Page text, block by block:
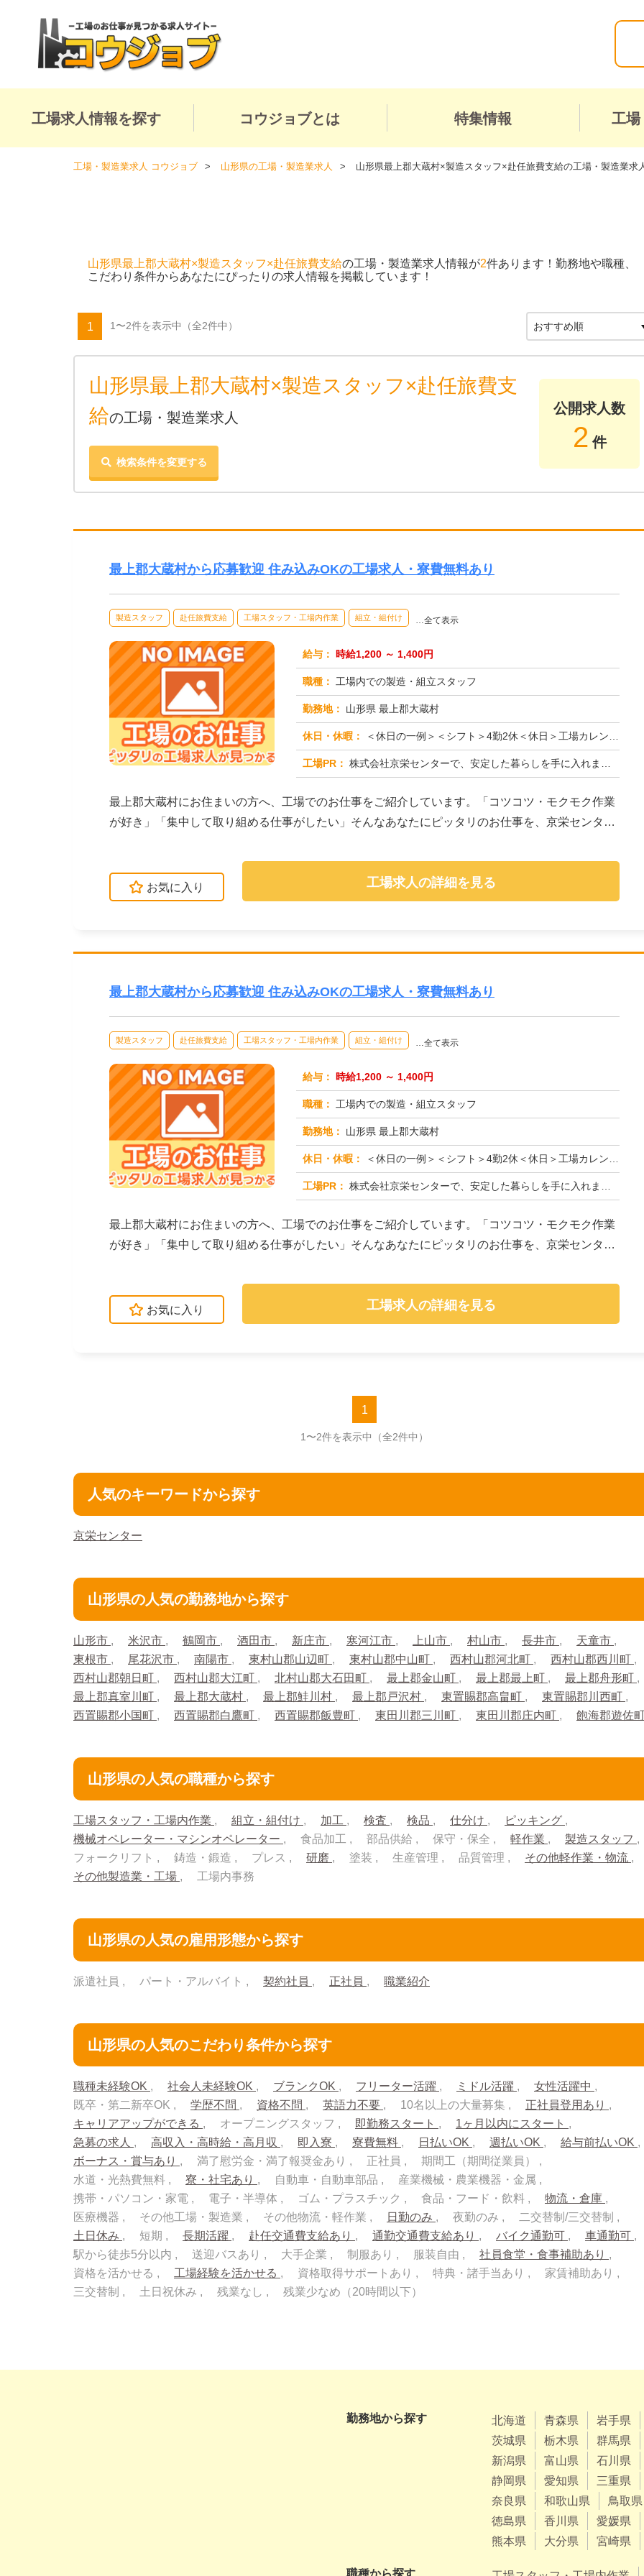
工場求人情報を探す コウジョブとは 特集情報 工場
工場・製造業求人 コウジョブ 山形県の工場・製造業求人 山形県最上郡大蔵村×製造スタッフ×赴任旅費支給の工場・製造業求
山形県最上郡大蔵村×製造スタッフ×赴任旅費支給の工場・製造業求人情報が2件あります！勤務地や職種、
こだわり条件からあなたにぴったりの求人情報を掲載しています！
1 1〜2件を表示中 （全2件中）
山形県最上郡大蔵村×製造スタッフ×赴任旅費支
給の工場・製造業求人
検索条件を変更する
公開求人数
2 件
最上郡大蔵村から応募歓迎 住み込みOKの工場求人・寮費無料あり
製造スタッフ 赴任旅費支給 工場スタッフ・工場内作業 組立・組付け …全て表示
給与： 時給1,200 ～ 1,400円
職種： 工場内での製造・組立スタッフ
勤務地： 山形県 最上郡大蔵村
休日・休暇： ＜休日の一例＞＜シフト＞4勤2休＜休日＞工場カレンダーによる★長期休暇あり★有給休暇あり※配属先により休日・勤務形...
工場PR： 株式会社京栄センターで、安定した暮らしを手に入れませんか？☆家具付き寮がすぐに利用可能！→ 敷金・礼金・鍵交換代も...
最上郡大蔵村にお住まいの方へ、工場でのお仕事をご紹介しています。「コツコツ・モクモク作業
が好き」「集中して取り組める仕事がしたい」そんなあなたにピッタリのお仕事を、京栄センター
お気に入り 工場求人の詳細を見る
最上郡大蔵村から応募歓迎 住み込みOKの工場求人・寮費無料あり
製造スタッフ 赴任旅費支給 工場スタッフ・工場内作業 組立・組付け …全て表示
給与： 時給1,200 ～ 1,400円
職種： 工場内での製造・組立スタッフ
勤務地： 山形県 最上郡大蔵村
休日・休暇： ＜休日の一例＞＜シフト＞4勤2休＜休日＞工場カレンダーによる★長期休暇あり★有給休暇あり※配属先により休日・勤務形...
工場PR： 株式会社京栄センターで、安定した暮らしを手に入れませんか？☆家具付き寮がすぐに利用可能！→ 敷金・礼金・鍵交換代も...
最上郡大蔵村にお住まいの方へ、工場でのお仕事をご紹介しています。「コツコツ・モクモク作業
が好き」「集中して取り組める仕事がしたい」そんなあなたにピッタリのお仕事を、京栄センター
お気に入り 工場求人の詳細を見る
1
1〜2件を表示中 （全2件中）
人気のキーワードから探す
京栄センター
山形県の人気の勤務地から探す
山形市 米沢市 鶴岡市 酒田市 新庄市 寒河江市 上山市 村山市 長井市
天童市
東根市
尾花沢市 南陽市 東村山郡山辺町 東村山郡中山町 西村山郡河北町
西村山郡西川町
西村山郡朝日町
西村山郡大江町 北村山郡大石田町 最上郡金山町 最上郡最上町
最上郡舟形町
最上郡真室川町
最上郡大蔵村 最上郡鮭川村 最上郡戸沢村 東置賜郡高畠町
東置賜郡川西町
西置賜郡小国町
西置賜郡白鷹町 西置賜郡飯豊町 東田川郡三川町 東田川郡庄内町 飽海郡遊佐
山形県の人気の職種から探す
工場スタッフ・工場内作業 組立・組付け 加工 検査 検品 仕分け
ピッキング
機械オペレーター・マシンオペレーター
食品加工 部品供給 保守・保全 軽作業
製造スタッフ
フォークリフト
鋳造・鍛造 プレス 研磨 塗装 生産管理 品質管理
その他軽作業・物流
その他製造業・工場
工場内事務
山形県の人気の雇用形態から探す
派遣社員 パート・アルバイト 契約社員 正社員 職業紹介
山形県の人気のこだわり条件から探す
職種未経験OK 社会人未経験OK ブランクOK フリーター活躍 ミドル活躍
女性活躍中
既卒・第二新卒OK
学歴不問 資格不問 英語力不要 10名以上の大量募集
正社員登用あり
キャリアアップができる
オープニングスタッフ 即勤務スタート
1ヶ月以内にスタート
急募の求人
高収入・高時給・高月収 即入寮 寮費無料 日払いOK 週払いOK
給与前払いOK
ボーナス・賞与あり
満了慰労金・満了報奨金あり 正社員
期間工（期間従業員）
水道・光熱費無料
寮・社宅あり 自動車・自動車部品
産業機械・農業機器・金属
携帯・パソコン・家電
電子・半導体 ゴム・プラスチック 食品・フード・飲料
物流・倉庫
医療機器
その他工場・製造業 その他物流・軽作業 日勤のみ 夜勤のみ
二交替制/三交替制
土日休み
短期 長期活躍 赴任交通費支給あり 通勤交通費支給あり バイク通勤可
車通勤可
駅から徒歩5分以内
送迎バスあり 大手企業 制服あり 服装自由
社員食堂・食事補助あり
資格を活かせる
工場経験を活かせる 資格取得サポートあり 特典・諸手当あり
家賃補助あり
三交替制
土日祝休み 残業なし 残業少なめ（20時間以下）
勤務地から探す 北海道 青森県
岩手県
茨城県
栃木県
群馬県
新潟県
富山県
石川県
静岡県
愛知県
三重県
奈良県
和歌山県
鳥取県
徳島県
香川県
愛媛県
熊本県
大分県 宮崎県
職種から探す